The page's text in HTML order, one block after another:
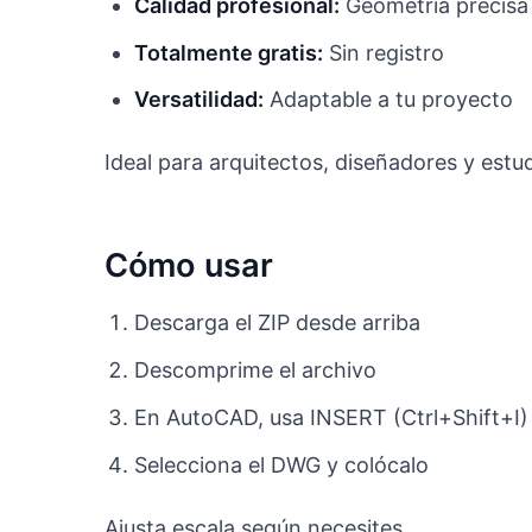
Calidad profesional: Geometría precisa
Totalmente gratis: Sin registro
Versatilidad: Adaptable a tu proyecto
Ideal para arquitectos, diseñadores y
Cómo usar
Descarga el ZIP desde arriba
Descomprime el archivo
En AutoCAD, usa INSERT (Ctrl+Shift+I)
Selecciona el DWG y colócalo